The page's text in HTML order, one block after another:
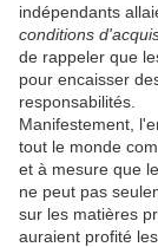
indépendants
conditions
de rappeler que
pour encaisser
responsabilités.
Manifestement,
tout le monde
et à mesure que
ne peut pas
sur les matières
auraient profité